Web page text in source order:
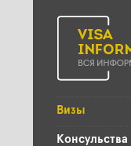
Визы
Консульства